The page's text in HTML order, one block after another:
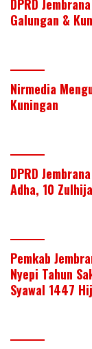
DPRD
Galungan &
Nirmedia
Kuningan
DPRD
Adha, 10
Pemkab
Nyepi Tahun
Syawal 1447